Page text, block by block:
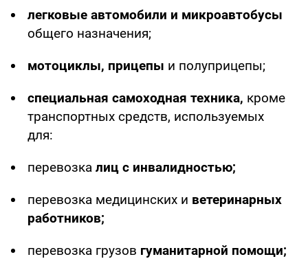
легковые автомобили и микроавтобусы
общего назначения;
мотоциклы, прицепы и полуприцепы;
специальная самоходная техника, кроме
транспортных средств, используемых
для:
перевозка лиц с инвалидностью;
перевозка медицинских и ветеринарных
работников;
перевозка грузов гуманитарной помощи;